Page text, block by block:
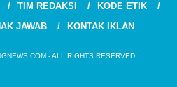
TIM REDAKSI
KODE ETIK
JAWAB KONTAK IKLAN
- ALL RIGHTS RESERVED